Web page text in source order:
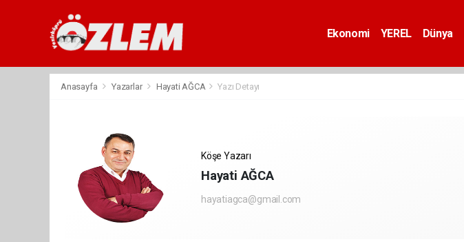
Ekonomi YEREL Dünya
Anasayfa Yazarlar Hayati AĞCA Yazı Detayı
Köşe Yazarı
Hayati AĞCA
hayatiagca@gmail.com